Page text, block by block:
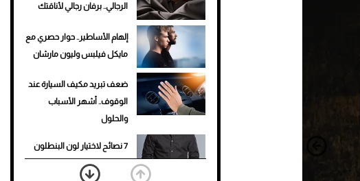
الرجالي.. برفان رجالي لأناقتك
إلهام الأساطير.. حوار حصري مع
مايكل فيلبس وليون مارشان
ضعف تبريد مكيف السيارة عند
الوقوف.. أشهر الأسباب
والحلول
7 نصائح لاختيار لون البنطلون
المناسب للقميص الأسود